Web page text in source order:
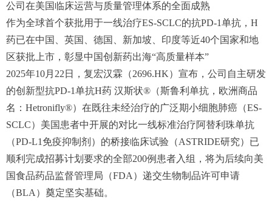
公司在美国临床运营与质量管理体系的全面成熟
作为全球首个获批用于一线治疗ES-SCLC的抗PD-1单抗，H
药已在中国、英国、德国、新加坡、印度等近40个国家和地
区获批上市，彰显中国创新药出海“高质量样本”
2025年10月22日，复宏汉霖（2696.HK）宣布，公司自主研发
的创新型抗PD-1单抗H药 汉斯状®（斯鲁利单抗，欧洲商品
名：Hetronifly®）在既往未经治疗的广泛期小细胞肺癌（ES-
SCLC）美国患者中开展的对比一线标准治疗阿替利珠单抗
（PD-L1免疫抑制剂）的桥接临床试验（ASTRIDE研究）已
顺利完成招募计划要求的全部200例患者入组，将为后续向美
国食品药品监督管理局（FDA）递交生物制品许可申请
（BLA）奠定坚实基础。